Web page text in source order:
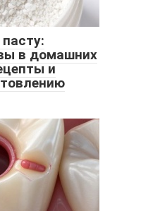
в домашних
и